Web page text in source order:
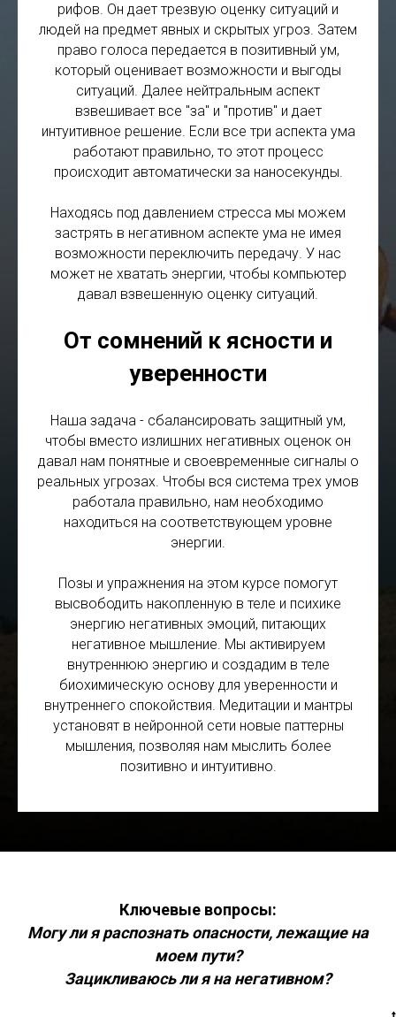
рифов. Он дает трезвую оценку ситуаций и
людей на предмет явных и скрытых угроз. Затем
право голоса передается в позитивный ум,
который оценивает возможности и выгоды
ситуаций. Далее нейтральным аспект
взвешивает все "за" и "против" и дает
интуитивное решение. Если все три аспекта ума
работают правильно, то этот процесс
происходит автоматически за наносекунды.
Находясь под давлением стресса мы можем
застрять в негативном аспекте ума не имея
возможности переключить передачу. У нас
может не хватать энергии, чтобы компьютер
давал взвешенную оценку ситуаций.
От сомнений к ясности и
уверенности
Наша задача - сбалансировать защитный ум,
чтобы вместо излишних негативных оценок он
давал нам понятные и своевременные сигналы о
реальных угрозах. Чтобы вся система трех умов
работала правильно, нам необходимо
находиться на соответствующем уровне
энергии.
Позы и упражнения на этом курсе помогут
высвободить накопленную в теле и психике
энергию негативных эмоций, питающих
негативное мышление. Мы активируем
внутреннюю энергию и создадим в теле
биохимическую основу для уверенности и
внутреннего спокойствия. Медитации и мантры
установят в нейронной сети новые паттерны
мышления, позволяя нам мыслить более
позитивно и интуитивно.
Ключевые вопросы:
Могу ли я распознать опасности, лежащие на
моем пути?
Зацикливаюсь ли я на негативном?